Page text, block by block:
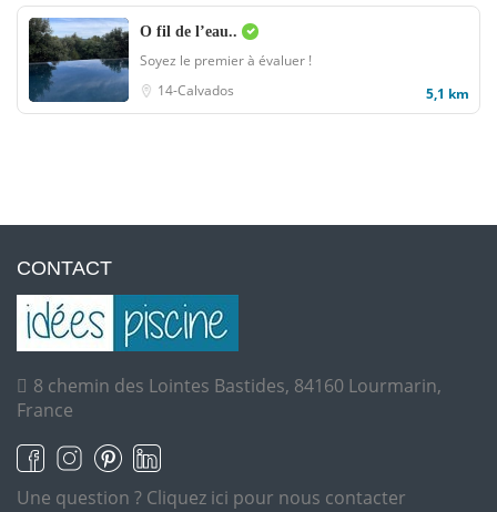
O fil de l’eau..
Soyez le premier à évaluer !
14-Calvados
5,1 km
CONTACT
8 chemin des Lointes Bastides, 84160 Lourmarin,
France
Une question ? Cliquez ici pour nous contacter